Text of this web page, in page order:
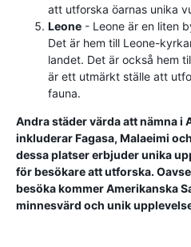
att utforska öarnas unika
Leone - Leone är en liten
Det är hem till Leone-
landet. Det är också hem
är ett utmärkt ställe att
fauna.
Andra städer värda att nämna i
inkluderar Fagasa, Malaeimi
dessa platser erbjuder unika
för besökare att utforska.
besöka kommer Amerikanska
minnesvärd och unik